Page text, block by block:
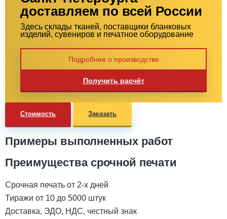
доставляем по всей России
Здесь склады тканей, поставщики бланковых
изделий, сувениров и печатное оборудование
Подробнее о производстве
Получить расчёт
Стоимость Заказать
Примеры выполненных работ
Преимущества срочной печати
Срочная печать от 2-х дней
Тиражи от 10 до 5000 штук
Доставка, ЭДО, НДС, честный знак